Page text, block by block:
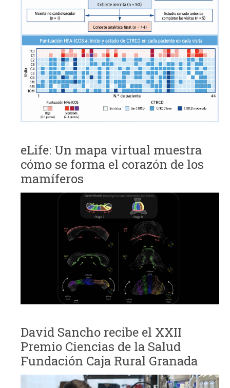
eLife: Un mapa virtual muestra
cómo se forma el corazón de los
mamíferos
David Sancho recibe el XXII
Premio Ciencias de la Salud
Fundación Caja Rural Granada